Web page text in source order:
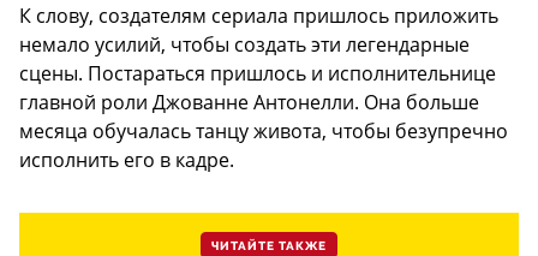
К слову, создателям сериала пришлось приложить
немало усилий, чтобы создать эти легендарные
сцены. Постараться пришлось и исполнительнице
главной роли Джованне Антонелли. Она больше
месяца обучалась танцу живота, чтобы безупречно
исполнить его в кадре.
ЧИТАЙТЕ ТАКЖЕ